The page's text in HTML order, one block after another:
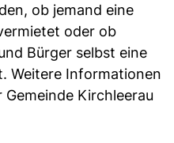
ob jemand eine
oder ob
Bürger selbst eine
Weitere Informationen
Kirchleerau